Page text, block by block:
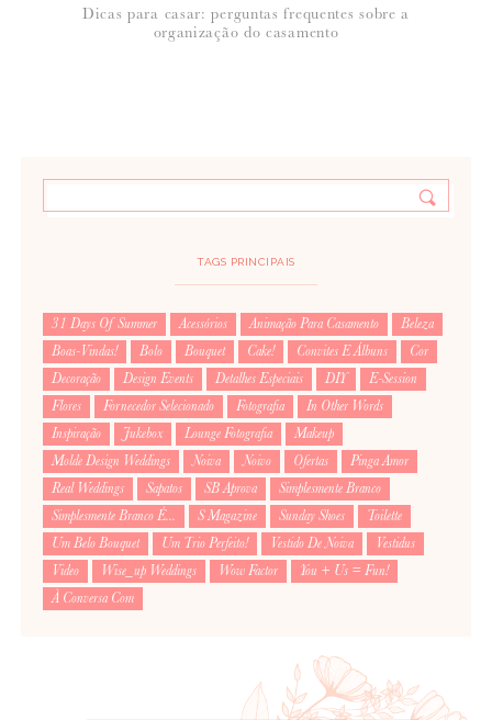
Dicas para casar: perguntas frequentes sobre a
organização do casamento
TAGS PRINCIPAIS
31 Days Of Summer Acessórios Animação Para Casamento
Beleza
Boas-Vindas!
Bolo Bouquet Cake! Convites E Álbuns
Cor
Decoração
Design Events Detalhes Especiais DIY
E-Session
Flores
Fornecedor Selecionado Fotografia
In Other Words
Inspiração
Jukebox Lounge Fotografia
Makeup
Molde Design Weddings
Noiva Noivo Ofertas
Pinga Amor
Real Weddings
Sapatos SB Aprova
Simplesmente Branco
Simplesmente Branco É...
S Magazine Sunday Shoes
Toilette
Um Belo Bouquet
Um Trio Perfeito! Vestido De Noiva
Vestidus
Video
Wise_up Weddings Wow Factor
You + Us = Fun!
À Conversa Com